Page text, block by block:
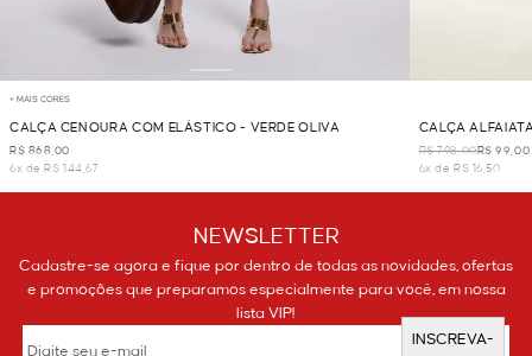
+ MAIS CORES
CALÇA CENOURA COM ELÁSTICO - VERDE OLIVA
R$ 868,00
6x de R$ 144,67
CALÇA
R$ 798,00R$ 99,00
6x de R$ 16,50
NEWSLETTER
Cadastre-se agora e fique por dentro de todas as novidades, ofertas
e promoções que preparamos especialmente para você, em nossa
lista VIP!
INSCREVA-